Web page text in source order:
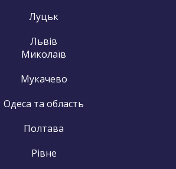
Луцьк
Львів
Миколаїв
Мукачево
Одеса та область
Полтава
Рівне